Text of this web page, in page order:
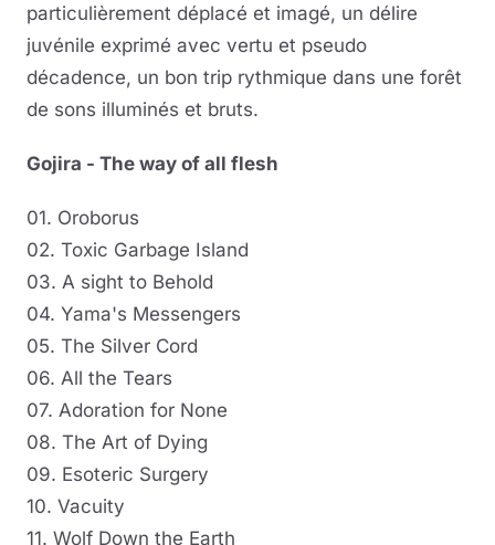
particulièrement déplacé et imagé, un délire
juvénile exprimé avec vertu et pseudo
décadence, un bon trip rythmique dans une forêt
de sons illuminés et bruts.
Gojira - The way of all flesh
01. Oroborus
02. Toxic Garbage Island
03. A sight to Behold
04. Yama's Messengers
05. The Silver Cord
06. All the Tears
07. Adoration for None
08. The Art of Dying
09. Esoteric Surgery
10. Vacuity
11. Wolf Down the Earth